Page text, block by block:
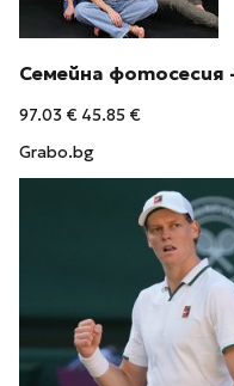
Семейна фотосесия
97.03 € 45.85 €
Grabo.bg